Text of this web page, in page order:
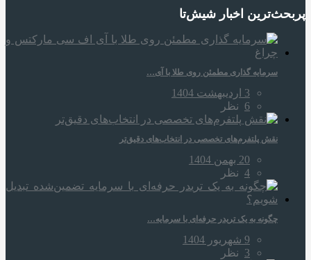
پربحث‌ترین اخبار شیش‌تا
سرمایه‌ گذاری مطمئن روی طلا با آی…
3 اردیبهشت 1404
6 نظر
نقش پلتفرم‌های تخصصی در انتخاب‌های دقیق‌تر
20 بهمن 1404
4 نظر
چگونه به یک تریدر حرفه‌ای با سرمایه…
9 شهریور 1404
3 نظر